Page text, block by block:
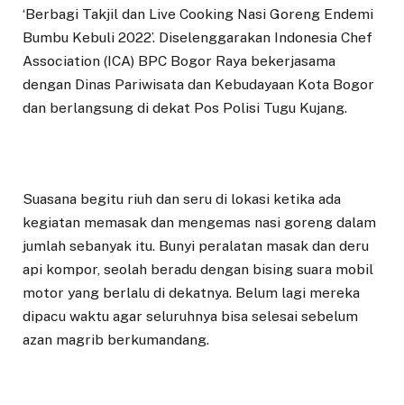
‘Berbagi Takjil dan Live Cooking Nasi Goreng Endemi
Bumbu Kebuli 2022’. Diselenggarakan Indonesia Chef
Association (ICA) BPC Bogor Raya bekerjasama
dengan Dinas Pariwisata dan Kebudayaan Kota Bogor
dan berlangsung di dekat Pos Polisi Tugu Kujang.
Suasana begitu riuh dan seru di lokasi ketika ada
kegiatan memasak dan mengemas nasi goreng dalam
jumlah sebanyak itu. Bunyi peralatan masak dan deru
api kompor, seolah beradu dengan bising suara mobil
motor yang berlalu di dekatnya. Belum lagi mereka
dipacu waktu agar seluruhnya bisa selesai sebelum
azan magrib berkumandang.